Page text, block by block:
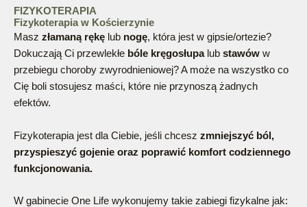
FIZYKOTERAPIA
Fizykoterapia w Kościerzynie
Masz złamaną rękę lub nogę, która jest w gipsie/ortezie?
Dokuczają Ci przewlekłe bóle kręgosłupalub stawów w
przebiegu choroby zwyrodnieniowej? A może na wszystko co
Cię boli stosujesz maści, które nie przynoszą żadnych
efektów.
Fizykoterapia jest dla Ciebie, jeśli chcesz zmniejszyć ból,
przyspieszyć gojenie oraz poprawić komfort codziennego
funkcjonowania.
W gabinecie One Life wykonujemy takie zabiegi fizykalne jak: